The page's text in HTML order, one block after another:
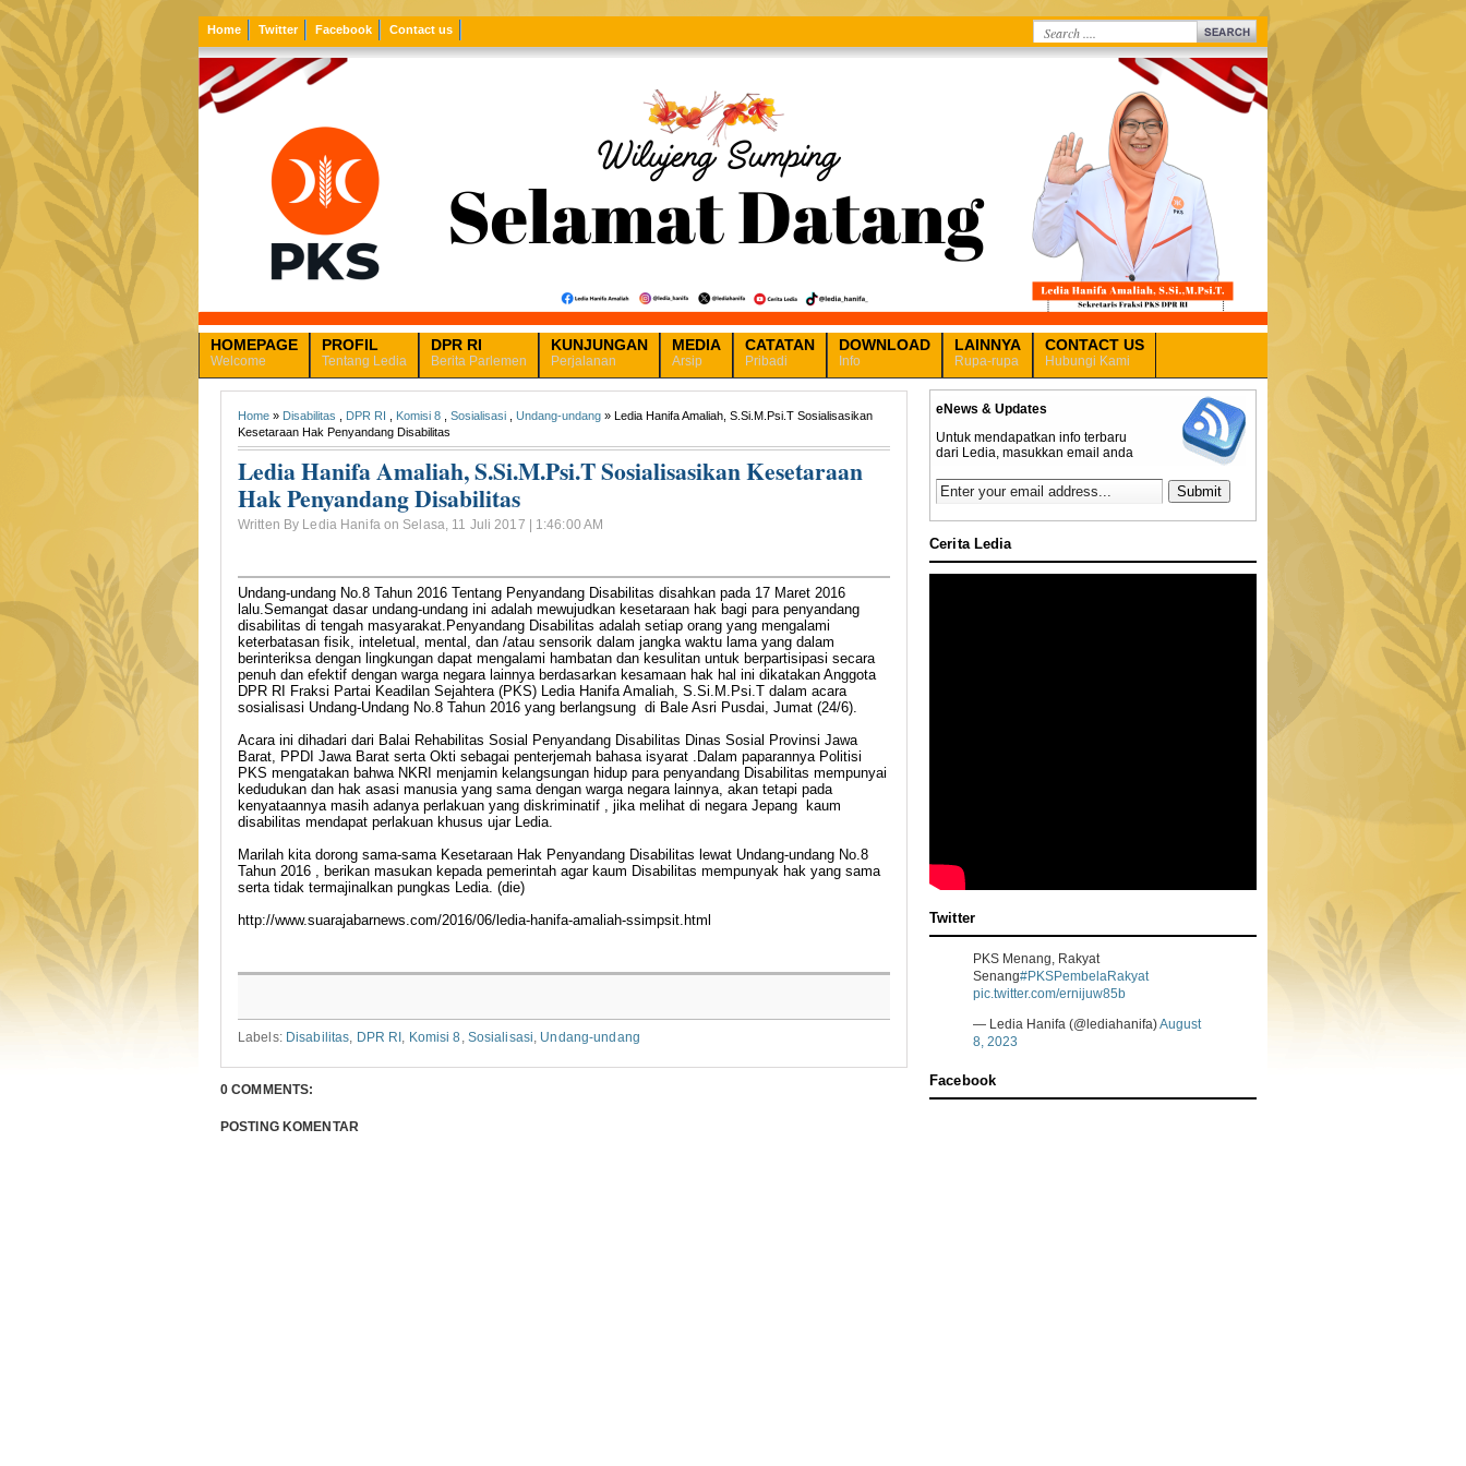
Home Twitter Facebook Contact us
HOMEPAGE
Welcome
PROFIL
Tentang Ledia
DPR RI
Berita Parlemen
KUNJUNGAN
Perjalanan
MEDIA
Arsip
CATATAN
Pribadi
DOWNLOAD
Info
LAINNYA
Rupa-rupa
CONTACT US
Hubungi Kami
Home » Disabilitas DPR RI Komisi 8 Sosialisasi Undang-undang » Ledia Hanifa Amaliah, S.Si.M.Psi.T Sosialisasikan
Kesetaraan Hak Penyandang Disabilitas
Ledia Hanifa Amaliah, S.Si.M.Psi.T Sosialisasikan Kesetaraan
Hak Penyandang Disabilitas
Written By Ledia Hanifa on Selasa, 11 Juli 2017 | 1:46:00 AM
Undang-undang No.8 Tahun 2016 Tentang Penyandang Disabilitas disahkan pada 17 Maret 2016
lalu.Semangat dasar undang-undang ini adalah mewujudkan kesetaraan hak bagi para penyandang
disabilitas di tengah masyarakat.Penyandang Disabilitas adalah setiap orang yang mengalami
keterbatasan fisik, inteletual, mental, dan /atau sensorik dalam jangka waktu lama yang dalam
berinteriksa dengan lingkungan dapat mengalami hambatan dan kesulitan untuk berpartisipasi secara
penuh dan efektif dengan warga negara lainnya berdasarkan kesamaan hak hal ini dikatakan Anggota
DPR RI Fraksi Partai Keadilan Sejahtera (PKS) Ledia Hanifa Amaliah, S.Si.M.Psi.T dalam acara
sosialisasi Undang-Undang No.8 Tahun 2016 yang berlangsung di Bale Asri Pusdai, Jumat (24/6).
Acara ini dihadari dari Balai Rehabilitas Sosial Penyandang Disabilitas Dinas Sosial Provinsi Jawa
Barat, PPDI Jawa Barat serta Okti sebagai penterjemah bahasa isyarat .Dalam paparannya Politisi
PKS mengatakan bahwa NKRI menjamin kelangsungan hidup para penyandang Disabilitas mempunyai
kedudukan dan hak asasi manusia yang sama dengan warga negara lainnya, akan tetapi pada
kenyataannya masih adanya perlakuan yang diskriminatif , jika melihat di negara Jepang kaum
disabilitas mendapat perlakuan khusus ujar Ledia.
Marilah kita dorong sama-sama Kesetaraan Hak Penyandang Disabilitas lewat Undang-undang No.8
Tahun 2016 , berikan masukan kepada pemerintah agar kaum Disabilitas mempunyak hak yang sama
serta tidak termajinalkan pungkas Ledia. (die)
http://www.suarajabarnews.com/2016/06/ledia-hanifa-amaliah-ssimpsit.html
Labels: Disabilitas, DPR RI, Komisi 8 , Sosialisasi, Undang-undang
0 COMMENTS:
POSTING KOMENTAR
eNews & Updates
Untuk mendapatkan info terbaru
dari Ledia, masukkan email anda
Cerita Ledia
Twitter
PKS Menang, Rakyat
Senang#PKSPembelaRakyat
pic.twitter.com/ernijuw85b
— Ledia Hanifa (@lediahanifa)August
8, 2023
Facebook